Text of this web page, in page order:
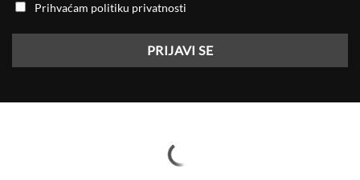
Prihvaćam politiku privatnosti